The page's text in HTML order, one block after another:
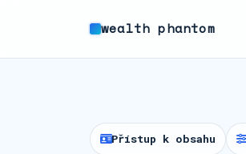
wealth phantom
Přístup k obsahu